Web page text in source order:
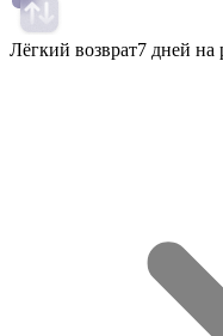
Лёгкий возврат7 дней на